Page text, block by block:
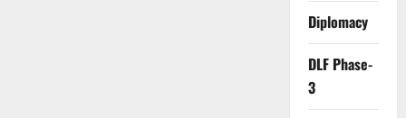
Diplomacy
DLF Phase-
3